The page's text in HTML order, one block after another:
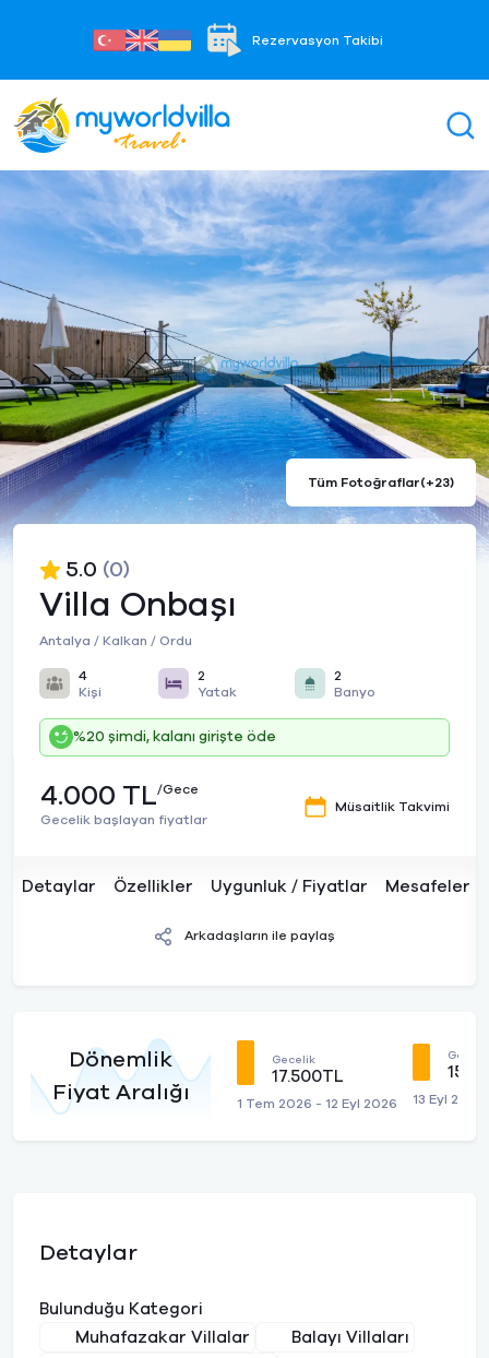
Rezervasyon Takibi
Tüm Fotoğraflar(+23)
Villa Onbaşı
Antalya / Kalkan / Ordu
5.0 (0)
4
Kişi
2
Yatak
2
Banyo
%20 şimdi, kalanı girişte öde
4.000 TL/Gece
Gecelik başlayan fiyatlar
Müsaitlik Takvimi
Detaylar Özellikler Uygunluk / Fiyatlar Mesafeler
Arkadaşların ile paylaş
Dönemlik
Fiyat Aralığı
Gecelik
17.500TL
1 Tem 2026 - 12 Eyl 2026 13 Eyl
Detaylar
Bulunduğu Kategori
Muhafazakar Villalar
Balayı Villaları